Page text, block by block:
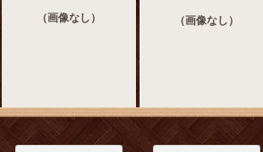
（画像なし） （画像なし）